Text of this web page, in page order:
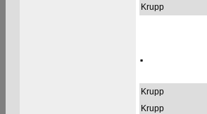
Krupp
.
Krupp
Krupp